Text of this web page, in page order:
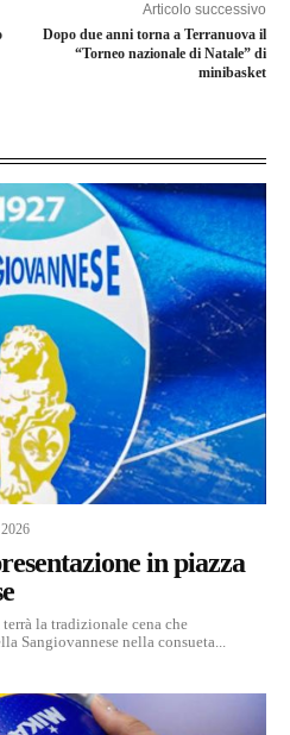
Articolo successivo
Dopo due anni torna a Terranuova il
“Torneo nazionale di Natale” di
minibasket
in piazza
la tradizionale cena che
Sangiovannese nella consueta...